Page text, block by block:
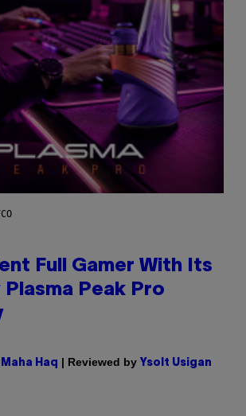
Full Gamer With Its
Peak Pro
Maha Haq | Reviewed by Ysolt Usigan